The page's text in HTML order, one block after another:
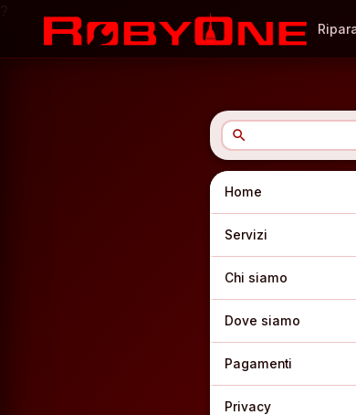
search
Home
Servizi
Chi siamo
Dove siamo
Pagamenti
Privacy